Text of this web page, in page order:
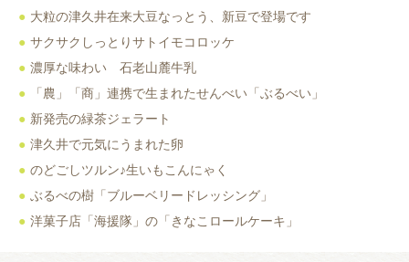
大粒の津久井在来大豆なっとう、新豆で登場です
サクサクしっとりサトイモコロッケ
濃厚な味わい 石老山麓牛乳
「農」「商」連携で生まれたせんべい「ぶるべい」
新発売の緑茶ジェラート
津久井で元気にうまれた卵
のどごしツルン♪生いもこんにゃく
ぶるべの樹「ブルーベリードレッシング」
洋菓子店「海援隊」の「きなこロールケーキ」